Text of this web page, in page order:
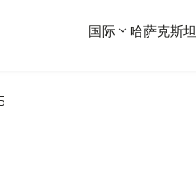
国际 哈萨克斯坦